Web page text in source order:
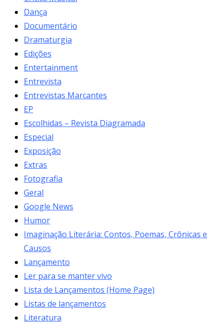
Dança
Documentário
Dramaturgia
Edições
Entertainment
Entrevista
Entrevistas Marcantes
EP
Escolhidas – Revista Diagramada
Especial
Exposição
Extras
Fotografia
Geral
Google News
Humor
Imaginação Literária: Contos, Poemas, Crônicas e
Causos
Lançamento
Ler para se manter vivo
Lista de Lançamentos (Home Page)
Listas de lançamentos
Literatura